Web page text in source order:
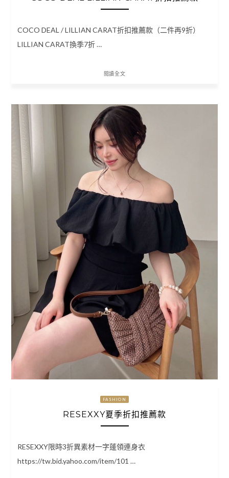
COCO DEAL / LILLIAN CARAT折扣推薦款（二件再9折）
LILLIAN CARAT換季7折 …
閱讀全文
FASHION
RESEXXY夏季折扣推薦款
RESEXXY限時3折異素材一字蓬領連身衣
https://tw.bid.yahoo.com/item/101 …